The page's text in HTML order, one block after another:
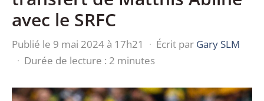
avec le SRFC
Publié le 9 mai 2024 à 17h21 · Écrit par Gary SLM
· Durée de lecture : 2 minutes